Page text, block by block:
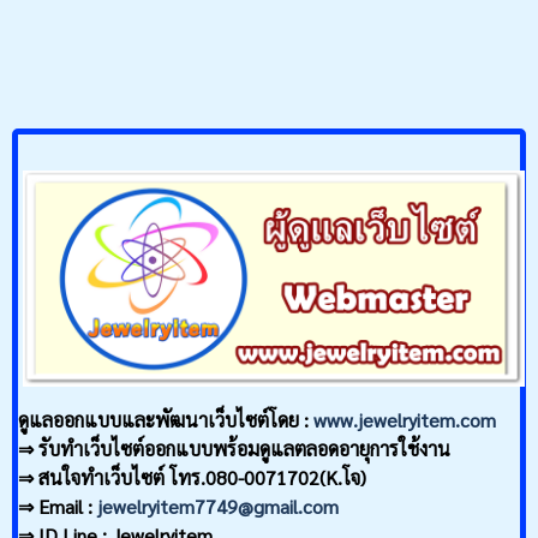
ดูแลออกแบบและพัฒนาเว็บไซต์โดย :www.jewelryitem.com
⇒ รับทำเว็บไซต์ออกแบบพร้อมดูแลตลอดอายุการใช้งาน
⇒ สนใจทำเว็บไซต์ โทร.080-0071702(K.โจ)
⇒ Email : jewelryitem7749@gmail.com